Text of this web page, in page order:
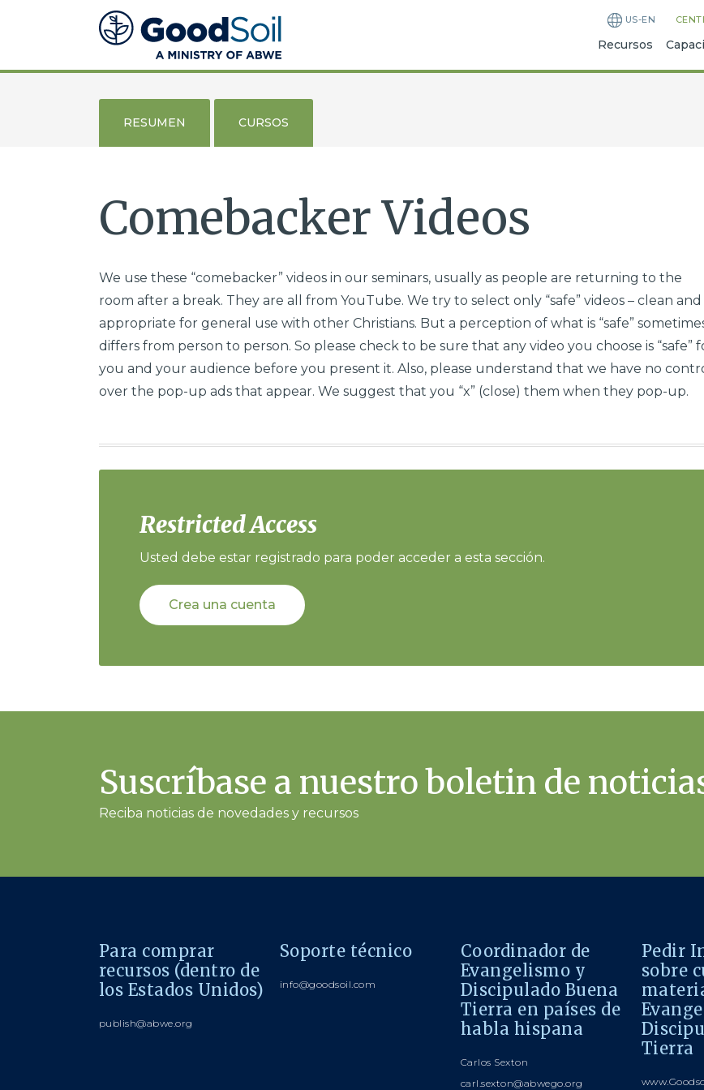
Evangelismo
y
Discipulado
US-EN
Recursos
RESUMEN CURSOS
Comebacker Videos
We use these “comebacker” videos in our seminars, usually as people are returning to the
room after a break. They are all from YouTube. We try to select only “safe” videos – clean and
appropriate for general use with other Christians. But a perception of what is “safe”
differs from person to person. So please check to be sure that any video you choose is “safe”
you and your audience before you present it. Also, please understand that we have no
over the pop-up ads that appear. We suggest that you “x” (close) them when they pop-up.
Restricted Access
Usted debe estar registrado para poder acceder a esta sección.
Crea una cuenta
Suscríbase a nuestro boletin de
Reciba noticias de novedades y recursos
Para comprar
recursos (dentro de
los Estados Unidos)
publish@abwe.org
Soporte técnico
info@goodsoil.com
Coordinador de
Evangelismo y
Discipulado Buena
Tierra en países de
habla hispana
Carlos Sexton
carl.sexton@abwego.org
Pedir
sobre
Tierra